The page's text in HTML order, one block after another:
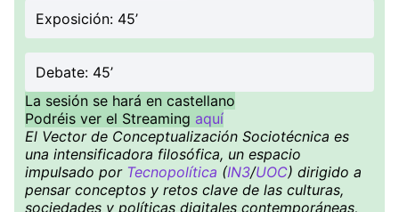
Exposición: 45’
Debate: 45’
La sesión se hará en castellano
Podréis ver el Streaming aquí
El Vector de Conceptualización Sociotécnica es
una intensificadora filosófica, un espacio
impulsado por Tecnopolítica (IN3/UOC) dirigido a
pensar conceptos y retos clave de las culturas,
sociedades y políticas digitales contemporáneas,